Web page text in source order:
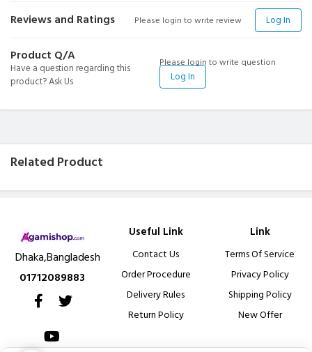
Reviews and Ratings Please login to write review Log In
Product Q/A
Have a question regarding this
product? Ask Us
Please login to write question
Log In
Related Product
Dhaka,Bangladesh
01712089883
Useful Link
Contact Us
Order Procedure
Delivery Rules
Return Policy
Link
Terms Of Service
Privacy Policy
Shipping Policy
New Offer